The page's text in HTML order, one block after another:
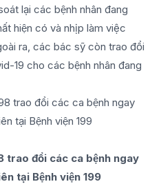
lại các bệnh nhân đang
hiện có và nhịp làm việc
ra, các bác sỹ còn trao đổi
19 cho các bệnh nhân đang
trao đổi các ca bệnh ngay
tại Bệnh viện 199